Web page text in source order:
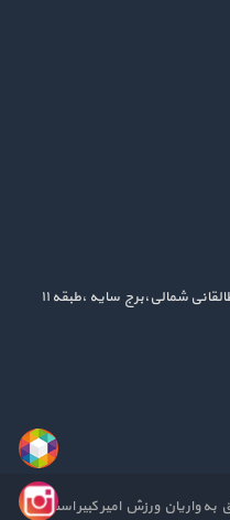
کرج ،میدان آزادگان، طالقانی شمالی،برج سایه ،طبقه ۱۱
واریان ورزش امیر کبیر است